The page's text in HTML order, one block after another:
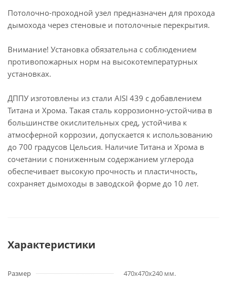
Потолочно-проходной узел предназначен для прохода
дымохода через стеновые и потолочные перекрытия.
Внимание! Установка обязательна с соблюдением
противопожарных норм на высокотемпературных
установках.
ДППУ изготовлены из стали AISI 439 с добавлением
Титана и Хрома. Такая сталь коррозионно-устойчива в
большинстве окислительных сред, устойчива к
атмосферной коррозии, допускается к использованию
до 700 градусов Цельсия. Наличие Титана и Хрома в
сочетании с пониженным содержанием углерода
обеспечивает высокую прочность и пластичность,
сохраняет дымоходы в заводской форме до 10 лет.
Характеристики
Размер 470х470х240 мм.